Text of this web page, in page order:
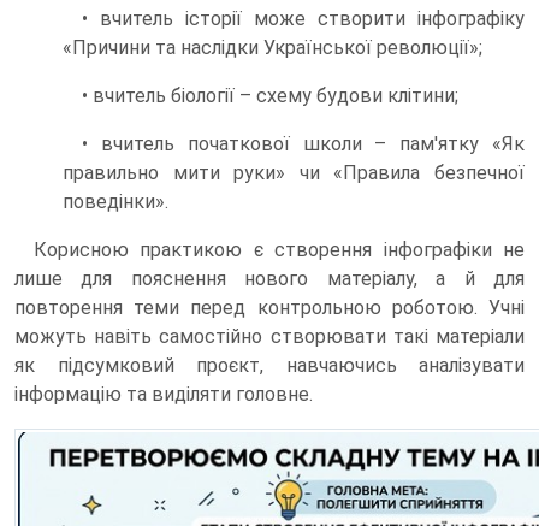
• вчитель історії може створити інфографіку
«Причини та наслідки Української революції»;
• вчитель біології – схему будови клітини;
• вчитель початкової школи – пам'ятку «Як
правильно мити руки» чи «Правила безпечної
поведінки».
Корисною практикою є створення інфографіки не
лише для пояснення нового матеріалу, а й для
повторення теми перед контрольною роботою. Учні
можуть навіть самостійно створювати такі матеріали
як підсумковий проєкт, навчаючись аналізувати
інформацію та виділяти головне.